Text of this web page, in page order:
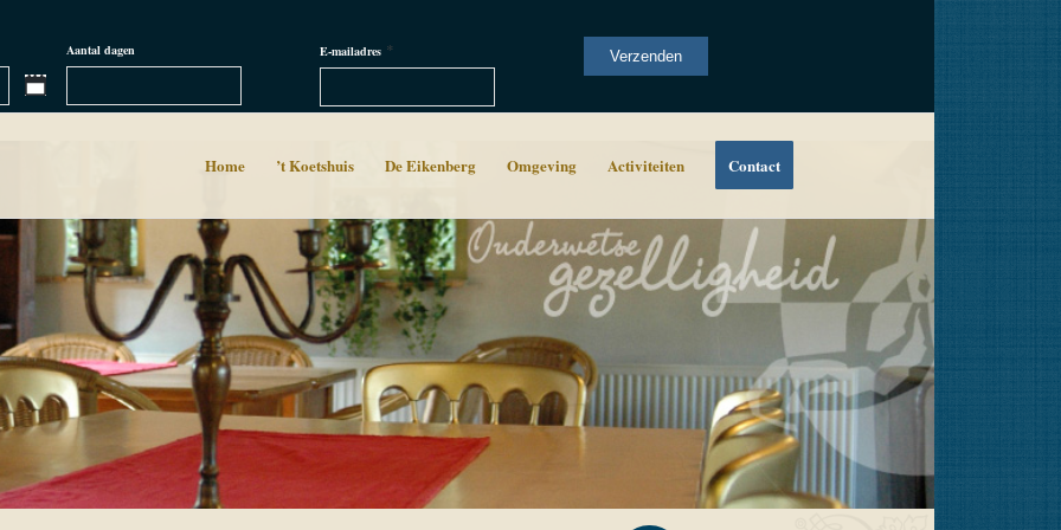
Aantal dagen E-mailadres * Verzenden
Home ’t Koetshuis De Eikenberg Omgeving Activiteiten Contact